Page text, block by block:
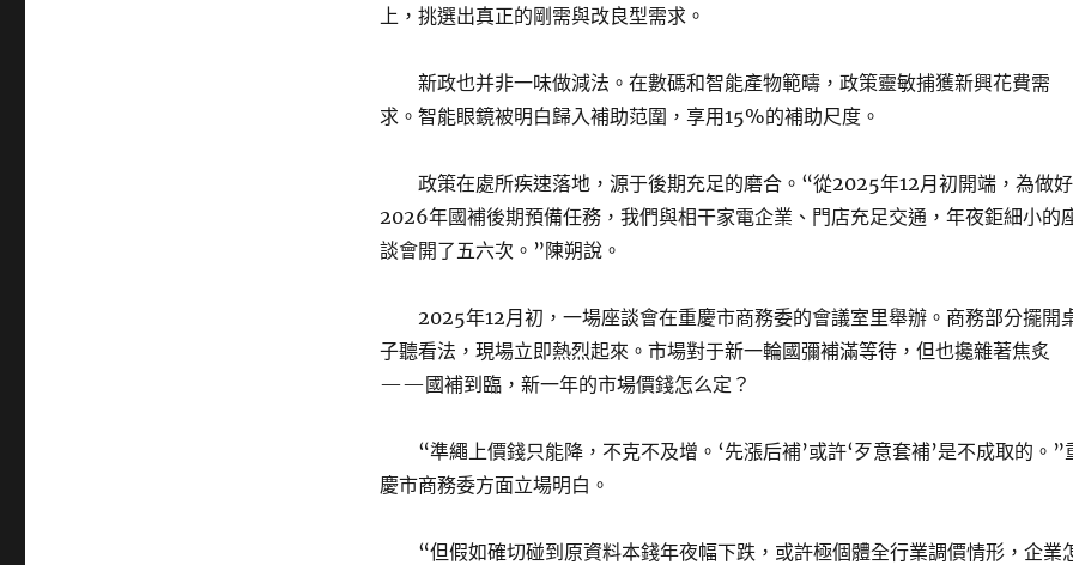
上，挑選出真正的剛需與改良型需求。
新政也并非一味做減法。在數碼和智能產物範疇，政策靈敏捕獲新興花費需
求。智能眼鏡被明白歸入補助范圍，享用15%的補助尺度。
政策在處所疾速落地，源于後期充足的磨合。“從2025年12月初開端，為做好
2026年國補後期預備任務，我們與相干家電企業、門店充足交通，年夜鉅細小的
談會開了五六次。”陳朔說。
2025年12月初，一場座談會在重慶市商務委的會議室里舉辦。商務部分擺開
子聽看法，現場立即熱烈起來。市場對于新一輪國彌補滿等待，但也攙雜著焦炙
——國補到臨，新一年的市場價錢怎么定？
“準繩上價錢只能降，不克不及增。‘先漲后補’或許‘歹意套補’是不成取的。”
慶市商務委方面立場明白。
“但假如確切碰到原資料本錢年夜幅下跌，或許極個體全行業調價情形，企業